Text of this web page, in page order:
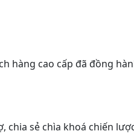
hàng cao cấp đã đồng
chia sẻ chìa khoá chiến